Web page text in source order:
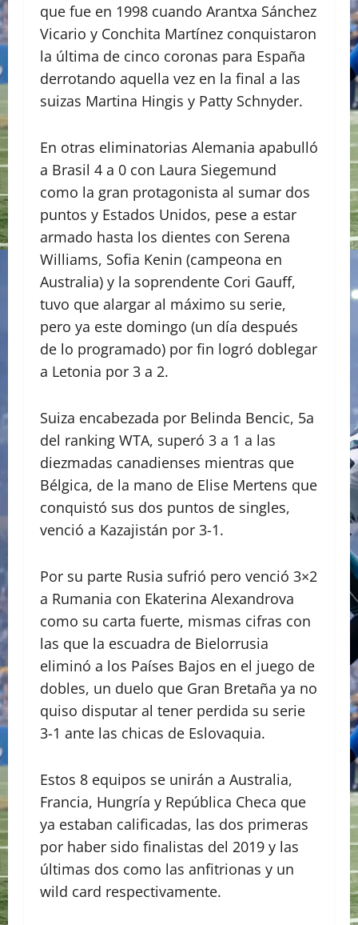
que fue en 1998 cuando Arantxa Sánchez
Vicario y Conchita Martínez conquistaron
la última de cinco coronas para España
derrotando aquella vez en la final a las
suizas Martina Hingis y Patty Schnyder.
En otras eliminatorias Alemania apabulló
a Brasil 4 a 0 con Laura Siegemund
como la gran protagonista al sumar dos
puntos y Estados Unidos, pese a estar
armado hasta los dientes con Serena
Williams, Sofia Kenin (campeona en
Australia) y la soprendente Cori Gauff,
tuvo que alargar al máximo su serie,
pero ya este domingo (un día después
de lo programado) por fin logró doblegar
a Letonia por 3 a 2.
Suiza encabezada por Belinda Bencic, 5a
del ranking WTA, superó 3 a 1 a las
diezmadas canadienses mientras que
Bélgica, de la mano de Elise Mertens que
conquistó sus dos puntos de singles,
venció a Kazajistán por 3-1.
Por su parte Rusia sufrió pero venció 3×2
a Rumania con Ekaterina Alexandrova
como su carta fuerte, mismas cifras con
las que la escuadra de Bielorrusia
eliminó a los Países Bajos en el juego de
dobles, un duelo que Gran Bretaña ya no
quiso disputar al tener perdida su serie
3-1 ante las chicas de Eslovaquia.
Estos 8 equipos se unirán a Australia,
Francia, Hungría y República Checa que
ya estaban calificadas, las dos primeras
por haber sido finalistas del 2019 y las
últimas dos como las anfitrionas y un
wild card respectivamente.